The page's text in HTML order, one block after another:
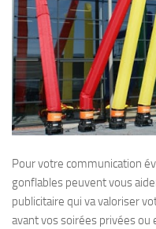
Pour votre communication
gonflables peuvent vous
publicitaire qui va valoriser
avant vos soirées privées